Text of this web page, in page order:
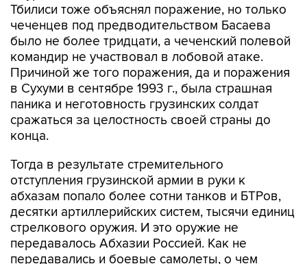
Тбилиси тоже объяснял поражение, но только
чеченцев под предводительством Басаева
было не более тридцати, а чеченский полевой
командир не участвовал в лобовой атаке.
Причиной же того поражения, да и поражения
в Сухуми в сентябре 1993 г., была страшная
паника и неготовность грузинских солдат
сражаться за целостность своей страны до
конца.
Тогда в результате стремительного
отступления грузинской армии в руки к
абхазам попало более сотни танков и БТРов,
десятки артиллерийских систем, тысячи единиц
стрелкового оружия. И это оружие не
передавалось Абхазии Россией. Как не
передавались и боевые самолеты, о чем